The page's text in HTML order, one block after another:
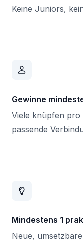
Keine Juniors,
Gewinne
Viele knüpfen
passende
Mindestens 1
Neue,